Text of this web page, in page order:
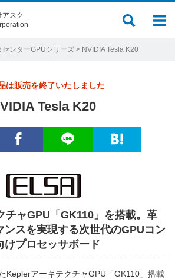
メ
サ
ト
アスク
センターGPUシリーズ > NVIDIA Tesla K20
は販売を終了いたしました
Tesla K20
チャGPU「GK110」を搭載。革
ンスを実現する次世代のGPUコン
けプロセッサボード
KeplerアーキテクチャGPU「GK110」搭載